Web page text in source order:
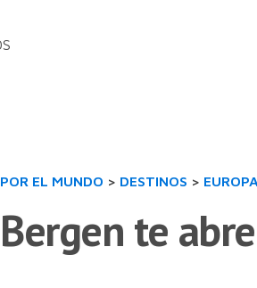
POR EL MUNDO > DESTINOS > EUROPA
Bergen te